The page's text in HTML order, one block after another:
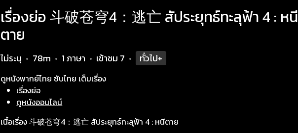
เรื่องย่อ 斗破苍穹4：逃亡 สัประยุทธ์ทะลุฟ้า 4 : หนี
ตาย
ไม่ระบุ • 78m • 1 ภาษา • เข้าชม 7 • ทั่วไป+
ดูหนังพากย์ไทย ซับไทย เต็มเรื่อง
เรื่องย่อ
ดูหนังออนไลน์
เนื้อเรื่อง 斗破苍穹4：逃亡 สัประยุทธ์ทะลุฟ้า 4 : หนีตาย